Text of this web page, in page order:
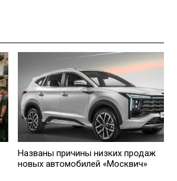
Названы причины низких продаж
новых автомобилей «Москвич»